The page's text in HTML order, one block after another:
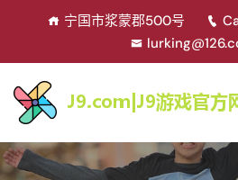
宁国市浆蒙郡500号